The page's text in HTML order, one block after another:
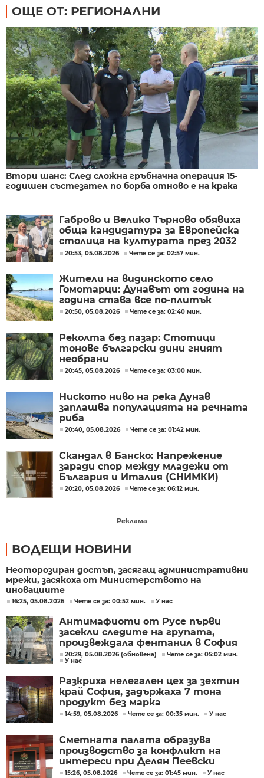
ОЩЕ ОТ: РЕГИОНАЛНИ
Втори шанс: След сложна гръбначна операция 15-
годишен състезател по борба отново е на крака
Габрово и Велико Търново обявиха
обща кандидатура за Европейска
столица на културата през 2032
година
20:53, 05.08.2026 Чете се за: 02:57 мин.
Жители на видинското село
Гомотарци: Дунавът от година на
година става все по-плитък
20:50, 05.08.2026 Чете се за: 02:40 мин.
Реколта без пазар: Стотици
тонове български дини гният
необрани
20:45, 05.08.2026 Чете се за: 03:00 мин.
Ниското ниво на река Дунав
заплашва популацията на речната
риба
20:40, 05.08.2026 Чете се за: 01:42 мин.
Скандал в Банско: Напрежение
заради спор между младежи от
България и Италия (СНИМКИ)
20:20, 05.08.2026 Чете се за: 06:12 мин.
Реклама
ВОДЕЩИ НОВИНИ
Неоторозиран достъп, засягащ административни
мрежи, засякоха от Министерството на
иновациите
16:25, 05.08.2026 Чете се за: 00:52 мин. У нас
Антимафиоти от Русе първи
засекли следите на групата,
произвеждала фентанил в София
20:29, 05.08.2026 (обновена)
Чете се за: 05:02 мин.
У нас
Разкриха нелегален цех за зехтин
край София, задържаха 7 тона
продукт без марка
14:59, 05.08.2026 Чете се за: 00:35 мин. У нас
Сметната палата образува
производство за конфликт на
интереси при Делян Пеевски
15:26, 05.08.2026 Чете се за: 01:45 мин. У нас